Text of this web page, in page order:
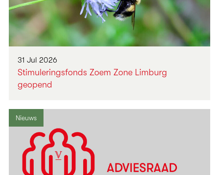
31 Jul 2026
Stimuleringsfonds Zoem Zone Limburg
geopend
Nieuws